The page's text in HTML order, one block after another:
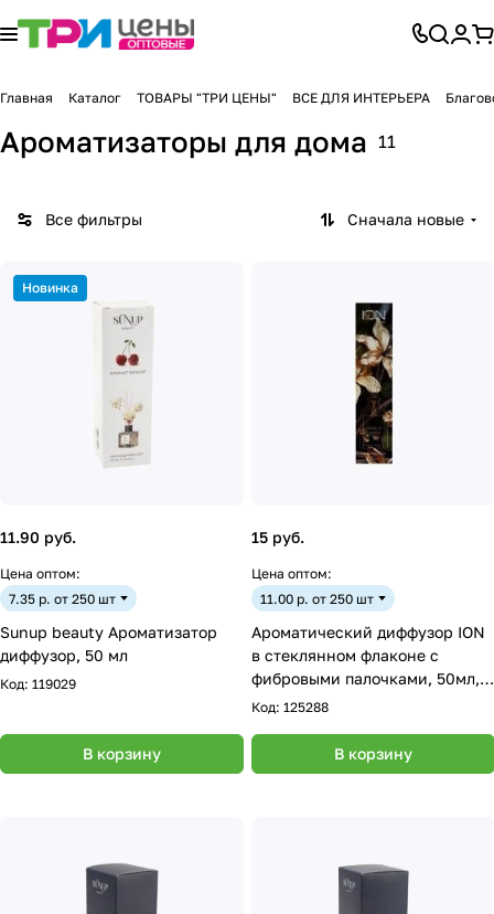
Главная Каталог ТОВАРЫ "ТРИ ЦЕНЫ" ВСЕ ДЛЯ ИНТЕРЬЕРА
Ароматизаторы для дома 11
Все фильтры Сначала новые
Новинка
11.90 руб.
Цена оптом:
7.35 р. от 250 шт
Sunup beauty Ароматизатор
диффузор, 50 мл
Код: 119029
В корзину
15 руб.
Цена оптом:
11.00 р. от 250 шт
Ароматический диффузор ION
в стеклянном флаконе с
фибровыми палочками, 50мл,
микс
Код: 125288
В корзину